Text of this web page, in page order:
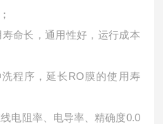
命长，通用性好，运行成本
程序，延长RO膜的使用寿
电阻率、电导率、精确度0.0